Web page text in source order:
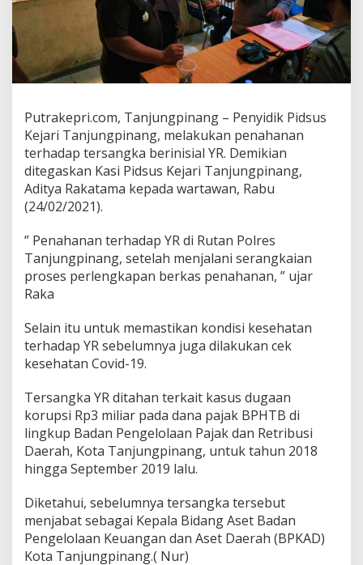
B
Y
R
d
T
h
a
n
P
o
l
Putrakepri.com, Tanjungpinang – Penyidik Pidsus
Kejari Tanjungpinang, melakukan penahanan
terhadap tersangka berinisial YR. Demikian
ditegaskan Kasi Pidsus Kejari Tanjungpinang,
Aditya Rakatama kepada wartawan, Rabu
(24/02/2021).
” Penahanan terhadap YR di Rutan Polres
Tanjungpinang, setelah menjalani serangkaian
proses perlengkapan berkas penahanan, ” ujar
Raka
Selain itu untuk memastikan kondisi kesehatan
terhadap YR sebelumnya juga dilakukan cek
kesehatan Covid-19.
Tersangka YR ditahan terkait kasus dugaan
korupsi Rp3 miliar pada dana pajak BPHTB di
lingkup Badan Pengelolaan Pajak dan Retribusi
Daerah, Kota Tanjungpinang, untuk tahun 2018
hingga September 2019 lalu.
Diketahui, sebelumnya tersangka tersebut
menjabat sebagai Kepala Bidang Aset Badan
Pengelolaan Keuangan dan Aset Daerah (BPKAD)
Kota Tanjungpinang.( Nur)